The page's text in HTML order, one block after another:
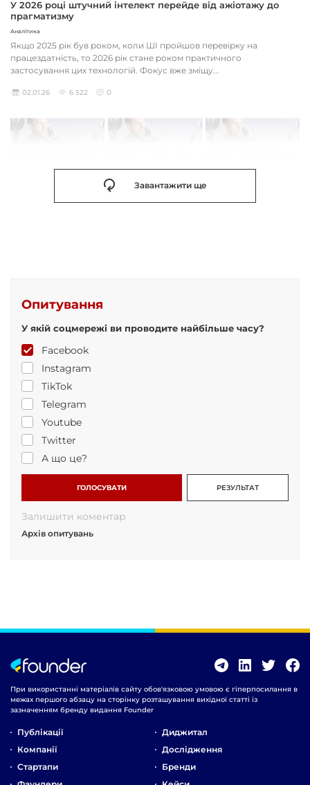
У 2026 році штучний інтелект перейде від ажіотажу до
прагматизму
Аналітика
Якщо 2025 рік був роком, коли ШІ пройшов перевірку на
працездатність, то 2026 рік стане роком практичного
застосування цих технологій. Фокус вже зміщу...
02.01.26 6 522 0
Завантажити ще
Опитування
У якій соцмережі ви проводите найбільше часу?
Facebook
Instagram
TikTok
Telegram
Youtube
Twitter
А що це?
ГОЛОСУВАТИ РЕЗУЛЬТАТ
Залишити коментар
Архів опитувань
При використанні матеріалів сайту обов'язковою умовою є гіперпосилання в
межах першого абзацу на сторінку розташування вихідної статті із
зазначенням бренду видання Founder
Публікації
Компанії
Стартапи
Диджитал
Дослідження
Бренди